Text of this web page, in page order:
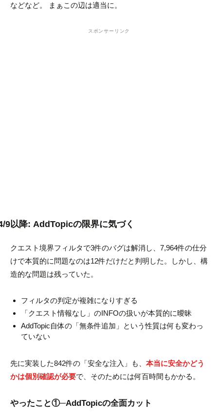
などなど。 まぁこの辺は適当に。
スポンサーリンク
9以降: AddTopicの限界に気づく
クエスト境界フィルタで3件のバグは解消し、7,964件の仕分
けで本質的に問題なのは12件だけだと判明した。しかし、構
造的な問題は残っていた。
フィルタの判定が複雑になりすぎる
「クエスト情報なし」のINFOの扱いが本質的に曖昧
AddTopic自体の「無条件追加」という性質は何も変わっ
ていない
先に実装した842件の「安全な注入」も、 本当に安全かどう
かは個別確認が必要で、そのためには何百時間もかかる。
やったこと①─AddTopicの全面カット